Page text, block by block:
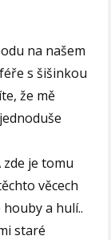
na našem
s šišinkou
že mě
zde je tomu
věcech
a hulí..
staré